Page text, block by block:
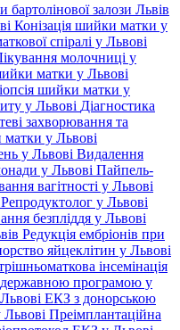
бартолінової залози Львів
Конізація шийки матки у
спіралі у Львові
молочниці у
матки у Львові
шийки матки у
у Львові Діагностика
захворювання та
у Львові
у Львові Видалення
у Львові Пайпель-
вагітності у Львові
Репродуктолог у Львові
безпліддя у Львові
Редукція ембріонів при
яйцеклітин у Львові
інсемінація
програмою у
ЕКЗ з донорською
Преімплантаційна